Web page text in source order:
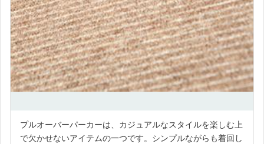
プルオーバーパーカーは、カジュアルなスタイルを楽しむ上
で欠かせないアイテムの一つです。シンプルながらも着回し